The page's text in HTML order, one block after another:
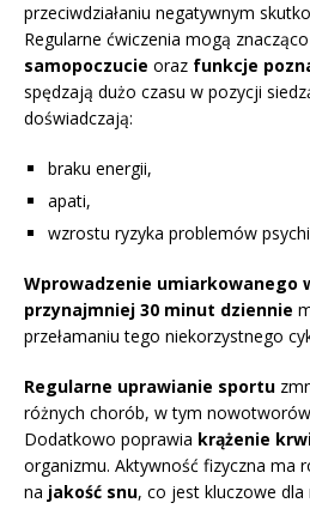
przeciwdziałaniu negatywnym
Regularne ćwiczenia mogą
samopoczucie oraz funkcje
spędzają dużo czasu w pozycji
doświadczają:
braku energii,
apati,
wzrostu ryzyka problemów
Wprowadzenie umiarkowanego
przynajmniej 30 minut dziennie
przełamaniu tego niekorzystnego
Regularne uprawianie sportu
różnych chorób, w tym
Dodatkowo poprawia krążenie
organizmu. Aktywność fizyczna ma
na jakość snu, co jest kluczowe dla